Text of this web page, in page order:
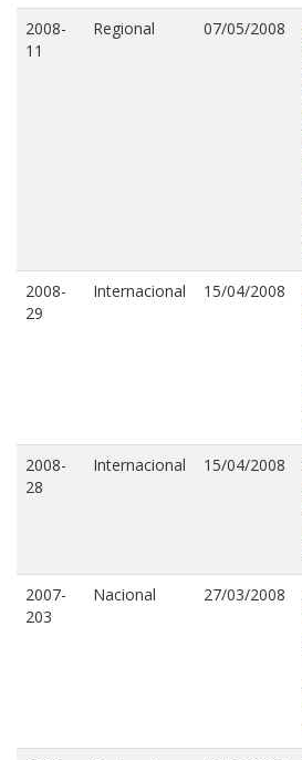
2008-
11
Regional 07/05/2008
2008-
29
Internacional 15/04/2008
2008-
28
Internacional 15/04/2008
2007-
203
Nacional 27/03/2008